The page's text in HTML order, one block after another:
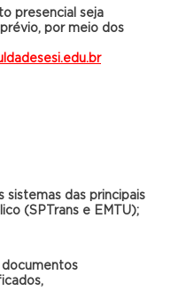
presencial seja
por meio dos
sistemas das principais
(SPTrans e EMTU);